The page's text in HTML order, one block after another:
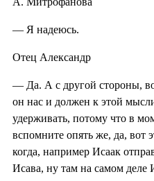
— Я надеюсь.
Отец Александр
— Да. А с другой стороны,
он нас и должен к этой
удерживать, потому что в
вспомните опять же, да, вот
когда, например Исаак
Исава, ну там на самом деле